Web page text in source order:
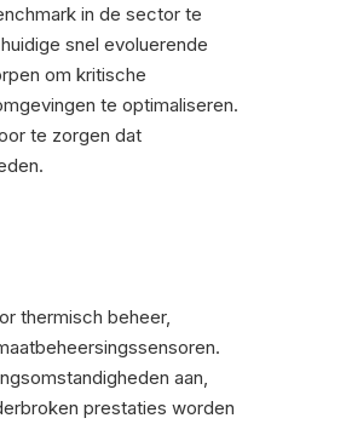
in de sector te
snel evoluerende
om kritische
te optimaliseren.
te zorgen dat
thermisch beheer,
aan,
prestaties worden